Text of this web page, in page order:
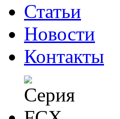
Статьи
Новости
Контакты